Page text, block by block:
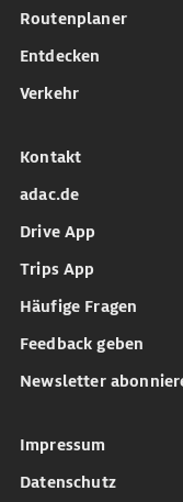
Routenplaner
Entdecken
Verkehr
Kontakt
adac.de
Drive App
Trips App
Häufige Fragen
Feedback geben
Newsletter
Impressum
Datenschutz